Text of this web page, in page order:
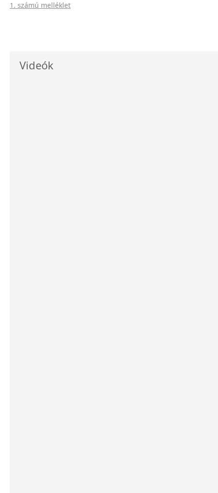
1. számú melléklet
Videók